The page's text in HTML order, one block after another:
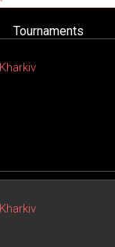
Tournaments